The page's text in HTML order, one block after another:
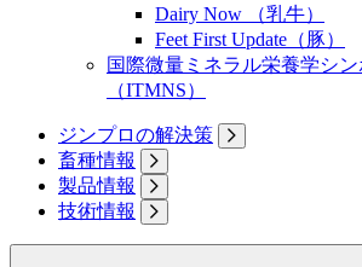
Dairy Now （乳牛）
Feet First Update（豚）
国際微量ミネラル栄養学シン
（ITMNS）
ジンプロの解決策
畜種情報
製品情報
技術情報